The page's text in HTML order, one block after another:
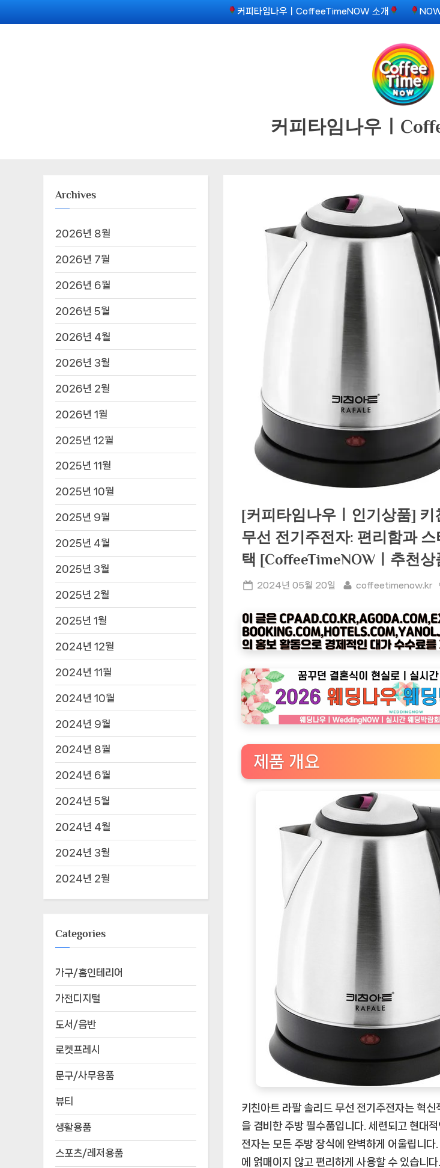
to
커피타임나우ㅣCoffeeTimeNOW 소개
커피타임나우ㅣ
[커피타임나우ㅣ인기상품] 키
무선 전기주전자: 편리함과
택 [CoffeeTimeNOWㅣ추천상
Posted
2024년 05월 20일 By
coffeetimenow.kr
제품 개요
키친아트 라팔 솔리드 무선 전기주전자는 혁
을 겸비한 주방 필수품입니다. 세련되고 현대
전자는 모든 주방 장식에 완벽하게 어울립니다
에 얽매이지 않고 편리하게 사용할 수 있습니다.
Archives
2026년 8월
2026년 7월
2026년 6월
2026년 5월
2026년 4월
2026년 3월
2026년 2월
2026년 1월
2025년 12월
2025년 11월
2025년 10월
2025년 9월
2025년 4월
2025년 3월
2025년 2월
2025년 1월
2024년 12월
2024년 11월
2024년 10월
2024년 9월
2024년 8월
2024년 6월
2024년 5월
2024년 4월
2024년 3월
2024년 2월
Categories
가구/홈인테리어
가전디지털
도서/음반
로켓프레시
문구/사무용품
뷰티
생활용품
스포츠/레저용품